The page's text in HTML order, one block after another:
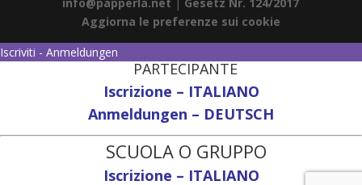
Aggiorna le preferenze sui cookie
Iscriviti - Anmeldungen
PARTECIPANTE
Iscrizione – ITALIANO
Anmeldungen – DEUTSCH
SCUOLA O GRUPPO
Iscrizione – ITALIANO